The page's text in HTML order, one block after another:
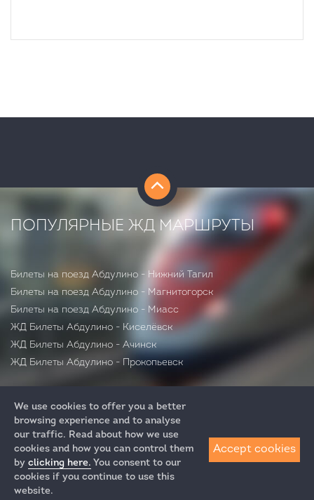
ПОПУЛЯРНЫЕ ЖД МАРШРУТЫ
Билеты на поезд Абдулино - Нижний Тагил
Билеты на поезд Абдулино - Магнитогорск
Билеты на поезд Абдулино - Миасс
ЖД Билеты Абдулино - Киселёвск
ЖД Билеты Абдулино - Ачинск
ЖД Билеты Абдулино - Прокопьевск
ЖД Билеты
+7 (812) 313-64-52
We use cookies to offer you a better
browsing experience and to analyse
our traffic. Read about how we use
cookies and how you can control them
by clicking here. You consent to our
cookies if you continue to use this
website.
Accept cookies